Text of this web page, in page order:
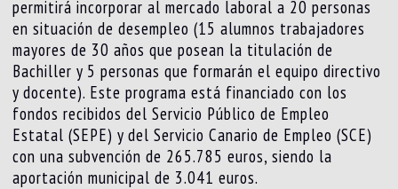
permitirá incorporar al mercado laboral a 20 personas
en situación de desempleo (15 alumnos trabajadores
mayores de 30 años que posean la titulación de
Bachiller y 5 personas que formarán el equipo directivo
y docente). Este programa está financiado con los
fondos recibidos del Servicio Público de Empleo
Estatal (SEPE) y del Servicio Canario de Empleo (SCE)
con una subvención de 265.785 euros, siendo la
aportación municipal de 3.041 euros.